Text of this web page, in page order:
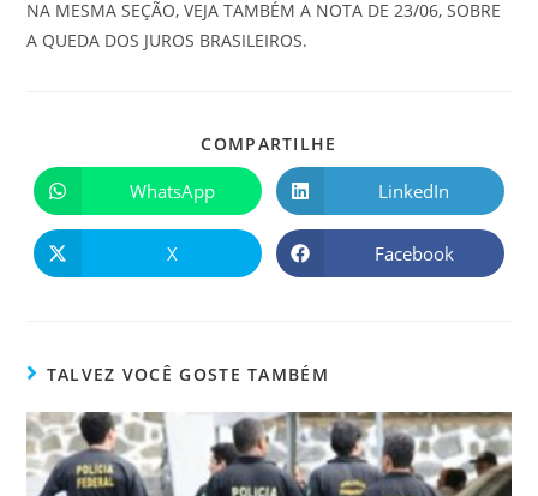
NA MESMA SEÇÃO, VEJA TAMBÉM A NOTA DE 23/06, SOBRE
A QUEDA DOS JUROS BRASILEIROS.
COMPARTILHE
WhatsApp LinkedIn
X Facebook
TALVEZ VOCÊ GOSTE TAMBÉM